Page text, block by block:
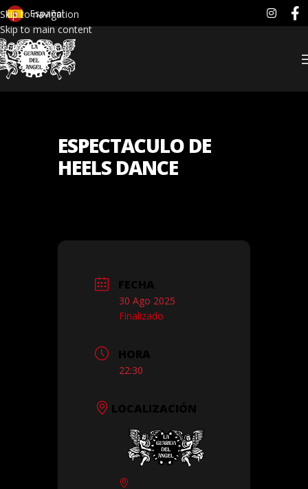
Skip to navigation
Skip to main content
Español
ESPECTACULO DE
HEELS DANCE
FECHA
30 Ago 2025
Finalizado
HORA
22:30
LOCALIZACIÓN